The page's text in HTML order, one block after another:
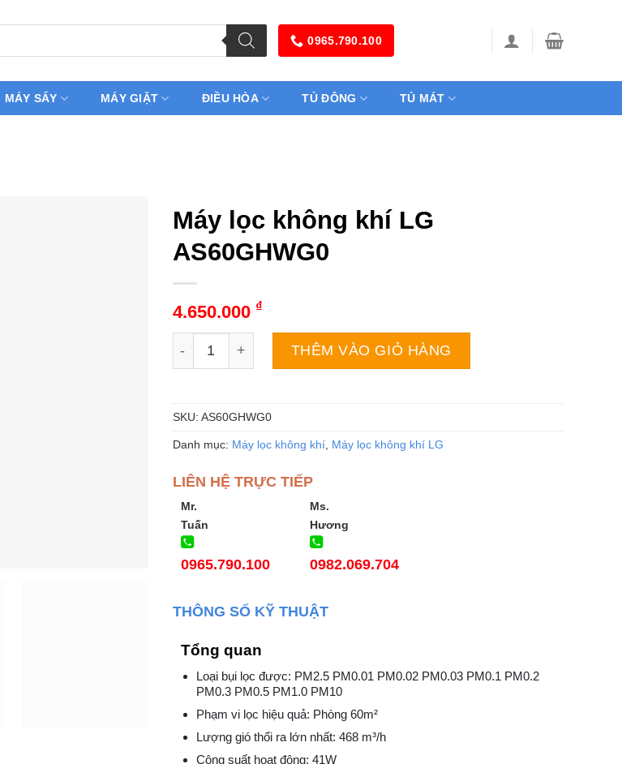
0965.790.100
MÁY SẤY MÁY GIẶT ĐIỀU HÒA TỦ ĐÔNG TỦ MÁT
Máy lọc không khí LG
AS60GHWG0
4.650.000 ₫
Máy lọc không khí LG AS60GHWG0 số lượng
THÊM VÀO GIỎ HÀNG
SKU: AS60GHWG0
Danh mục: Máy lọc không khí, Máy lọc không khí LG
LIÊN HỆ TRỰC TIẾP
Mr.
Tuấn
0965.790.100
Ms.
Hương
0982.069.704
THÔNG SỐ KỸ THUẬT
Tổng quan
Loại bụi lọc được: PM2.5 PM0.01 PM0.02 PM0.03 PM0.1 PM0.2
PM0.3 PM0.5 PM1.0 PM10
Phạm vi lọc hiệu quả: Phòng 60m²
Lượng gió thổi ra lớn nhất: 468 m³/h
Công suất hoạt động: 41W